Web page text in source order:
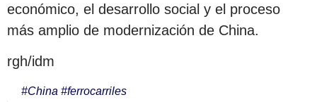
económico, el desarrollo social y el proceso
más amplio de modernización de China.
rgh/idm
#China #ferrocarriles